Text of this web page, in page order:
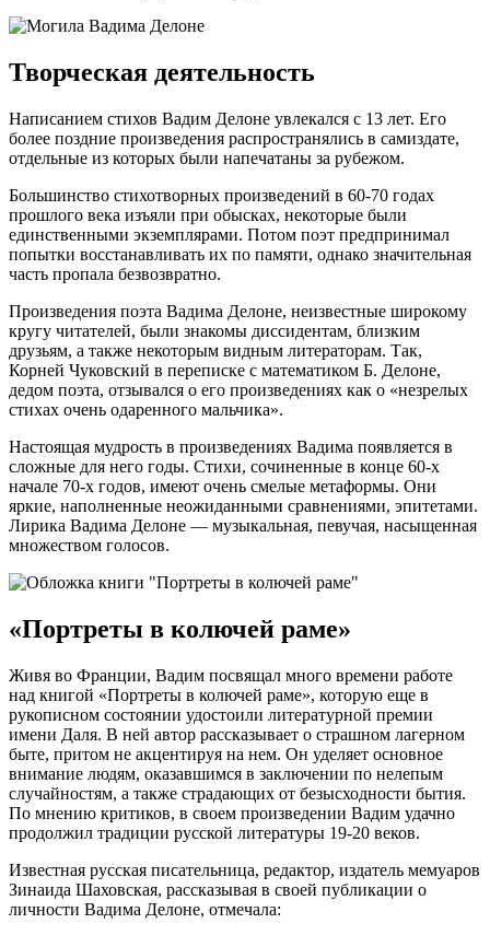
Творческая деятельность
Написанием стихов Вадим Делоне увлекался с 13 лет. Его
более поздние произведения распространялись в самиздате,
отдельные из которых были напечатаны за рубежом.
Большинство стихотворных произведений в 60-70 годах
прошлого века изъяли при обысках, некоторые были
единственными экземплярами. Потом поэт предпринимал
попытки восстанавливать их по памяти, однако значительная
часть пропала безвозвратно.
Произведения поэта Вадима Делоне, неизвестные широкому
кругу читателей, были знакомы диссидентам, близким
друзьям, а также некоторым видным литераторам. Так,
Корней Чуковский в переписке с математиком Б. Делоне,
дедом поэта, отзывался о его произведениях как о «незрелых
стихах очень одаренного мальчика».
Настоящая мудрость в произведениях Вадима появляется в
сложные для него годы. Стихи, сочиненные в конце 60-х
начале 70-х годов, имеют очень смелые метаформы. Они
яркие, наполненные неожиданными сравнениями, эпитетами.
Лирика Вадима Делоне — музыкальная, певучая, насыщенная
множеством голосов.
«Портреты в колючей раме»
Живя во Франции, Вадим посвящал много времени работе
над книгой «Портреты в колючей раме», которую еще в
рукописном состоянии удостоили литературной премии
имени Даля. В ней автор рассказывает о страшном лагерном
быте, притом не акцентируя на нем. Он уделяет основное
внимание людям, оказавшимся в заключении по нелепым
случайностям, а также страдающих от безысходности бытия.
По мнению критиков, в своем произведении Вадим удачно
продолжил традиции русской литературы 19-20 веков.
Известная русская писательница, редактор, издатель мемуаров
Зинаида Шаховская, рассказывая в своей публикации о
личности Вадима Делоне, отмечала: